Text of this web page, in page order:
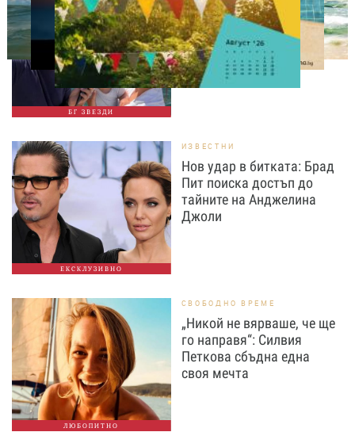
БГ ЗВЕЗДИ
Любомира Башева
разтопи мрежата с най-
нежните кадри с Башар
Рахал и малкия им син
ЕКСКЛУЗИВНО
ИЗВЕСТНИ
Нов удар в битката: Брад
Пит поиска достъп до
тайните на Анджелина
Джоли
ЛЮБОПИТНО
СВОБОДНО ВРЕМЕ
„Никой не вярваше, че ще
го направя“: Силвия
Петкова сбъдна една
своя мечта